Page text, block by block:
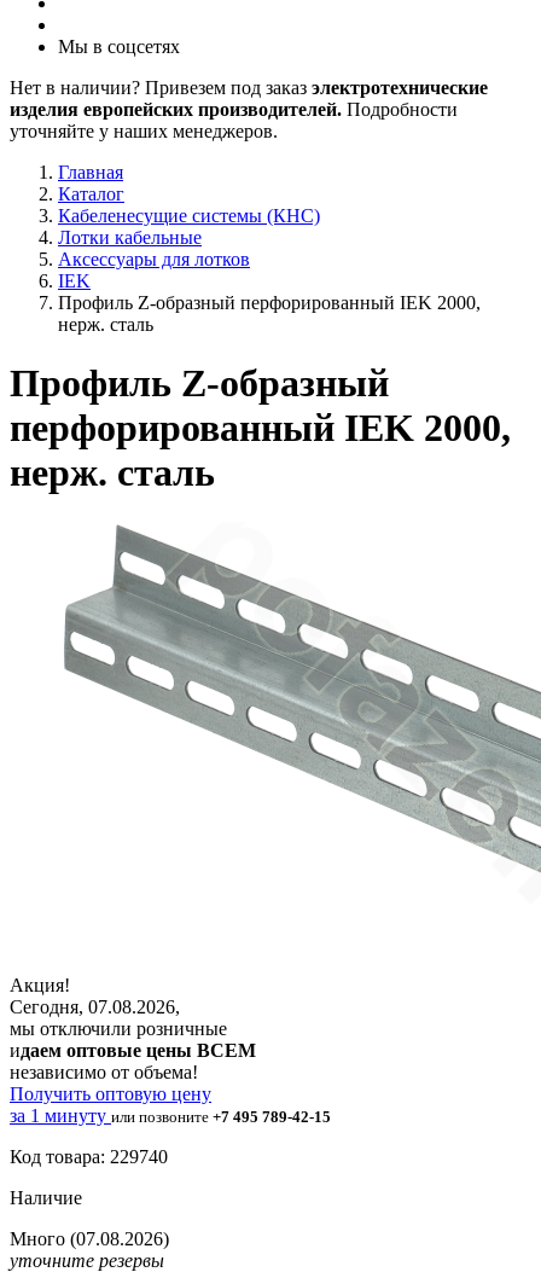
Мы в соцсетях
Нет в наличии? Привезем под заказ электротехнические
изделия европейских производителей. Подробности
уточняйте у наших менеджеров.
Главная
Каталог
Кабеленесущие системы (КНС)
Лотки кабельные
Аксессуары для лотков
IEK
Профиль Z-образный перфорированный IEK 2000,
нерж. сталь
Профиль Z-образный
перфорированный IEK 2000,
нерж. сталь
Акция!
Сегодня, 07.08.2026,
мы отключили розничные
идаем оптовые цены ВСЕМ
независимо от объема!
Получить оптовую цену
за 1 минуту или позвоните +7 495 789-42-15
Код товара: 229740
Наличие
Много (07.08.2026)
уточните резервы